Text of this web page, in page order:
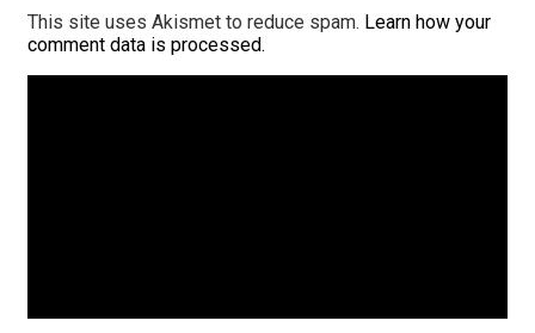
This site uses Akismet to reduce spam. Learn how your
comment data is processed.